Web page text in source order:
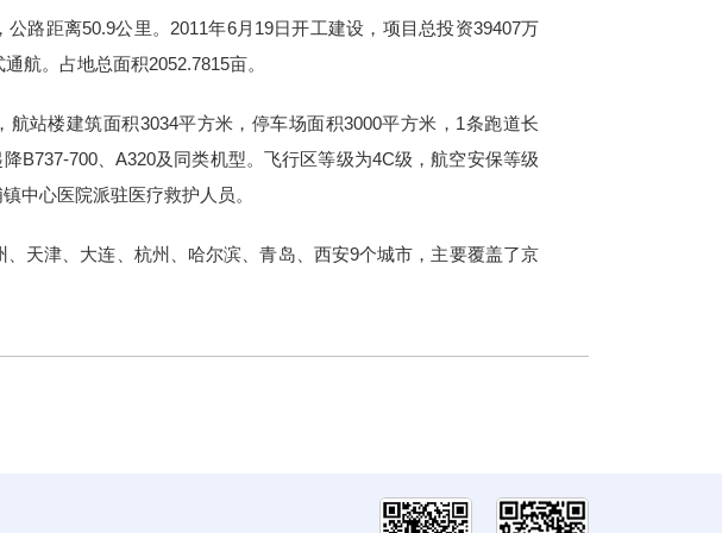
路距离50.9公里。2011年6月19日开工建设，项目总投资39407万
航。占地总面积2052.7815亩。
站楼建筑面积3034平方米，停车场面积3000平方米，1条跑道长
B737-700、A320及同类机型。飞行区等级为4C级，航空安保等级
中心医院派驻医疗救护人员。
天津、大连、杭州、哈尔滨、青岛、西安9个城市，主要覆盖了京